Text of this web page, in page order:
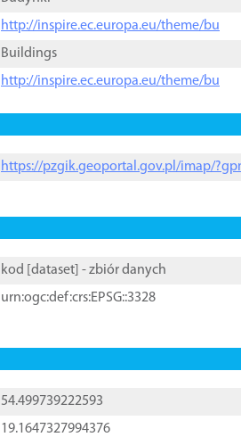
http://inspire.ec.europa.eu/theme/bu
Buildings
http://inspire.ec.europa.eu/theme/bu
https://pzgik.geoportal.gov.pl/imap/
kod [ dataset ] - zbiór danych
urn:ogc:def:crs:EPSG::3328
54.499739222593
19.1647327994376